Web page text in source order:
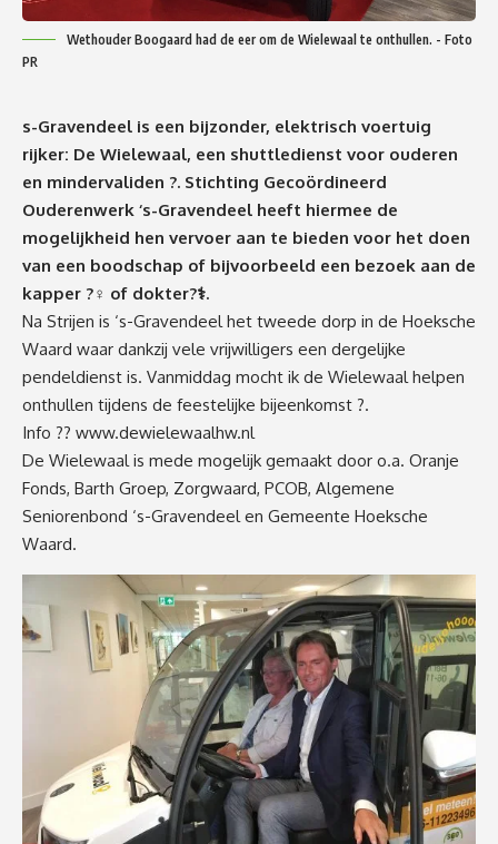
Wethouder Boogaard had de eer om de Wielewaal te onthullen. - Foto
PR
s-Gravendeel is een bijzonder, elektrisch voertuig
rijker: De Wielewaal, een shuttledienst voor ouderen
en mindervaliden ?. Stichting Gecoördineerd
Ouderenwerk ‘s-Gravendeel heeft hiermee de
mogelijkheid hen vervoer aan te bieden voor het doen
van een boodschap of bijvoorbeeld een bezoek aan de
kapper ?‍♀️ of dokter?‍⚕️.
Na Strijen is ‘s-Gravendeel het tweede dorp in de Hoeksche
Waard waar dankzij vele vrijwilligers een dergelijke
pendeldienst is. Vanmiddag mocht ik de Wielewaal helpen
onthullen tijdens de feestelijke bijeenkomst ?.
Info ?? www.dewielewaalhw.nl
De Wielewaal is mede mogelijk gemaakt door o.a. Oranje
Fonds, Barth Groep, Zorgwaard, PCOB, Algemene
Seniorenbond ‘s-Gravendeel en Gemeente Hoeksche
Waard.